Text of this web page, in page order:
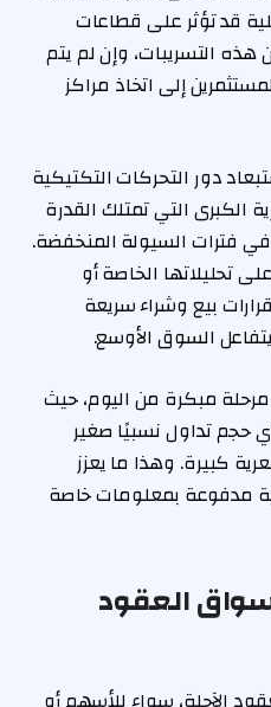
قد تؤثر على قطاعات
التسريبات، وإن لم يتم
إلى اتخاذ مراكز
دور التحركات التكتيكية
الكبرى التي تمتلك القدرة
فترات السيولة المنخفضة.
تحليلاتها الخاصة أو
بيع وشراء سريعة
السوق الأوسع.
مبكرة من اليوم، حيث
حجم تداول نسبيًا صغير
كبيرة. وهذا ما يعزز
مدفوعة بمعلومات خاصة
العقود